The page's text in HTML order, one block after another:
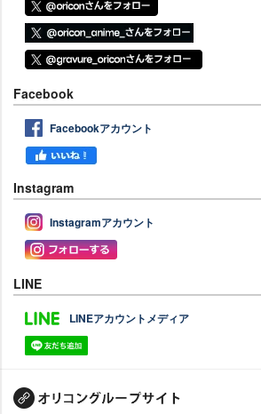
Facebook
Facebookアカウント
Instagram
Instagramアカウント
LINE
LINEアカウントメディア